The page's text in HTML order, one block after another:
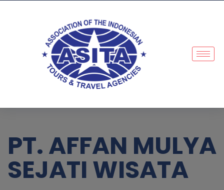
PT. AFFAN MULYA
SEJATI WISATA